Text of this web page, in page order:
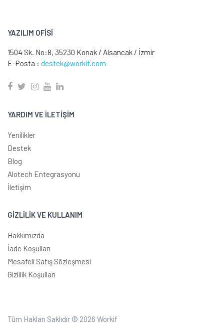
YAZILIM OFİSİ
1504 Sk. No:8, 35230 Konak / Alsancak / İzmir
E-Posta : destek@workif.com
YARDIM VE İLETİŞİM
Yenilikler
Destek
Blog
Alotech Entegrasyonu
İletişim
GİZLİLİK VE KULLANIM
Hakkımızda
İade Koşulları
Mesafeli Satış Sözleşmesi
Gizlilik Koşulları
Tüm Hakları Saklıdır © 2026 Workif